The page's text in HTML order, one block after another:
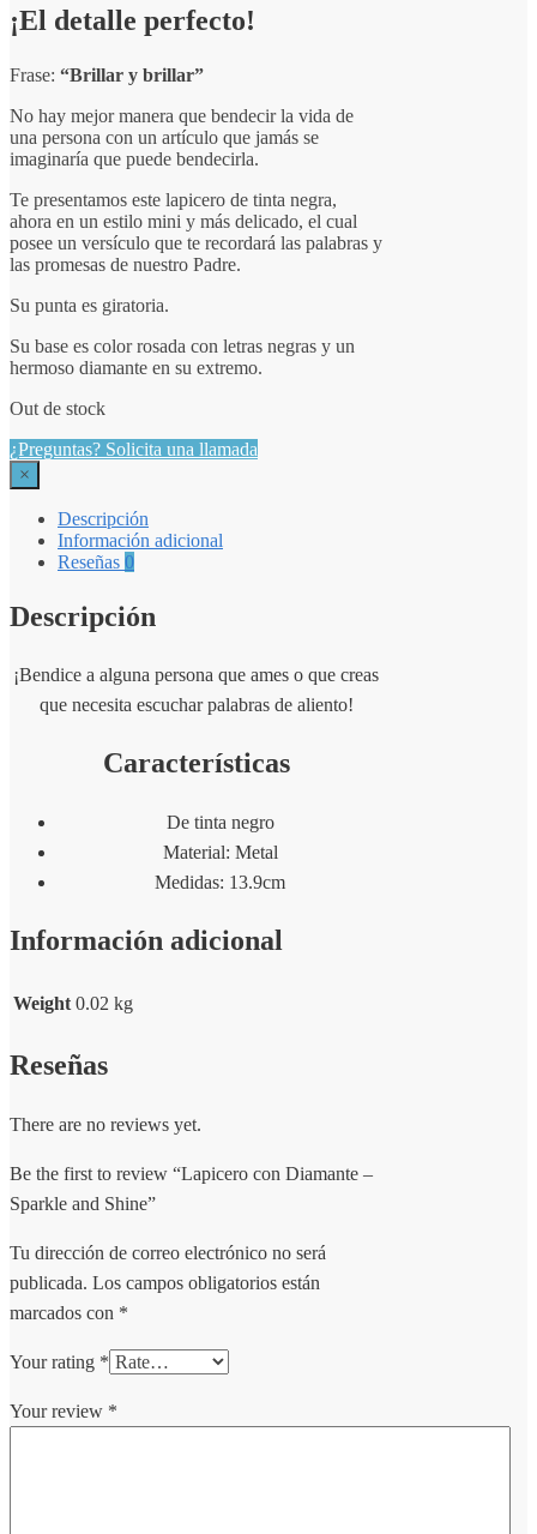
¡El detalle perfecto!
Frase: “Brillar y brillar”
No hay mejor manera que bendecir la vida de
una persona con un artículo que jamás se
imaginaría que puede bendecirla.
Te presentamos este lapicero de tinta negra,
ahora en un estilo mini y más delicado, el cual
posee un versículo que te recordará las palabras y
las promesas de nuestro Padre.
Su punta es giratoria.
Su base es color rosada con letras negras y un
hermoso diamante en su extremo.
Out de stock
¿Preguntas? Solicita una llamada
×
Descripción
Información adicional
Reseñas 0
Descripción
¡Bendice a alguna persona que ames o que creas
que necesita escuchar palabras de aliento!
Características
De tinta negro
Material: Metal
Medidas: 13.9cm
Información adicional
Weight 0.02 kg
Reseñas
There are no reviews yet.
Be the first to review “Lapicero con Diamante –
Sparkle and Shine”
Tu dirección de correo electrónico no será
publicada. Los campos obligatorios están
marcados con *
Your rating *
Your review *